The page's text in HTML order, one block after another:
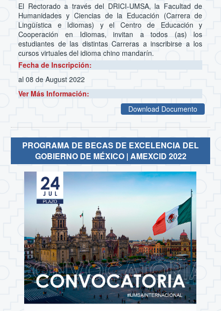
El Rectorado a través del DRICI-UMSA, la Facultad de
Humanidades y Ciencias de la Educación (Carrera de
Lingüística e Idiomas) y el Centro de Educación y
Cooperación en Idiomas, invitan a todos (as) los
estudiantes de las distintas Carreras a inscribirse a los
cursos virtuales del idioma chino mandarín.
Fecha de Inscripción:
al 08 de August 2022
Ver Más Información:
Download Documento
PROGRAMA DE BECAS DE EXCELENCIA DEL
GOBIERNO DE MÉXICO | AMEXCID 2022